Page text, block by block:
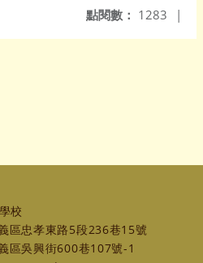
點閱數： 1283 |
校
區忠孝東路5段236巷15號
區吳興街600巷107號-1